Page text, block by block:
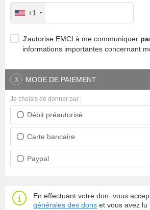
+1
J'autorise EMCI à me communiquer
informations importantes concernant
3 MODE DE PAIEMENT
Débit préautorisé
Prélèvement bancaire
Carte bancaire
Carte bancaire
Paypal
Paypal
Je choisis de donner par :
En effectuant votre don, vous
générales des dons et vous avez lu